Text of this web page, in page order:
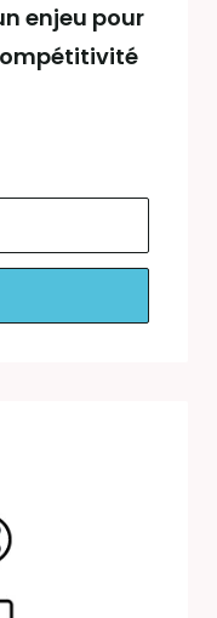
enjeu pour